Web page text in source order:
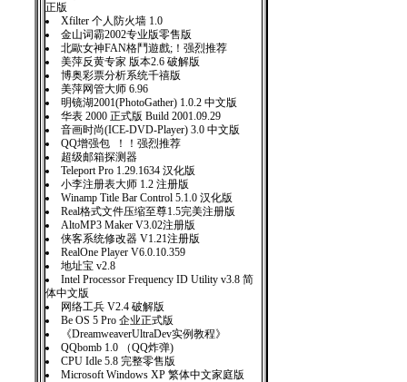
正版
Xfilter 个人防火墙 1.0
金山词霸2002专业版零售版
北歐女神FAN格鬥遊戲;！强烈推荐
美萍反黄专家 版本2.6 破解版
博奥彩票分析系统千禧版
美萍网管大师 6.96
明镜湖2001(PhotoGather) 1.0.2 中文版
华表 2000 正式版 Build 2001.09.29
音画时尚(ICE-DVD-Player) 3.0 中文版
QQ增强包 ！！强烈推荐
超级邮箱探测器
Teleport Pro 1.29.1634 汉化版
小李注册表大师 1.2 注册版
Winamp Title Bar Control 5.1.0 汉化版
Real格式文件压缩至尊1.5完美注册版
AltoMP3 Maker V3.02注册版
侠客系统修改器 V1.21注册版
RealOne Player V6.0.10.359
地址宝 v2.8
Intel Processor Frequency ID Utility v3.8 简
体中文版
网络工兵 V2.4 破解版
Be OS 5 Pro 企业正式版
《DreamweaverUltraDev实例教程》
QQbomb 1.0 （QQ炸弹)
CPU Idle 5.8 完整零售版
Microsoft Windows XP 繁体中文家庭版